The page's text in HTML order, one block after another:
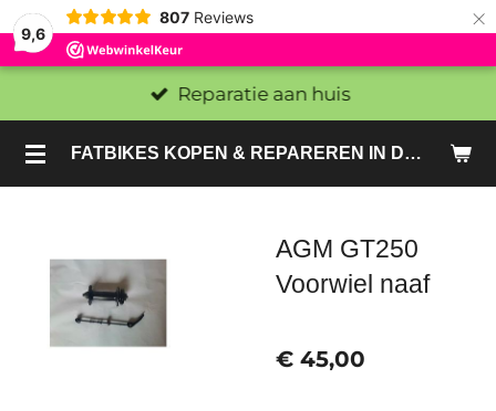
9,6
807 Reviews ×
FATBIKES KOPEN & REPAREREN IN DEN HAAG EN ZOETERMEER - SACHE BIKES
Reparatie aan huis
AGM GT250
Voorwiel naaf
€ 45,00